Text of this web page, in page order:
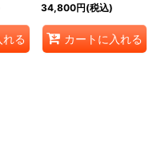
れる
101[OP07]}
34,800円(税込)
カートに入れる